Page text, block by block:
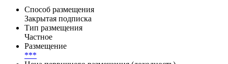
Способ размещения
Закрытая подписка
Тип размещения
Частное
Размещение
***